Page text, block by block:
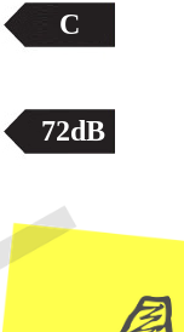
C
72dB